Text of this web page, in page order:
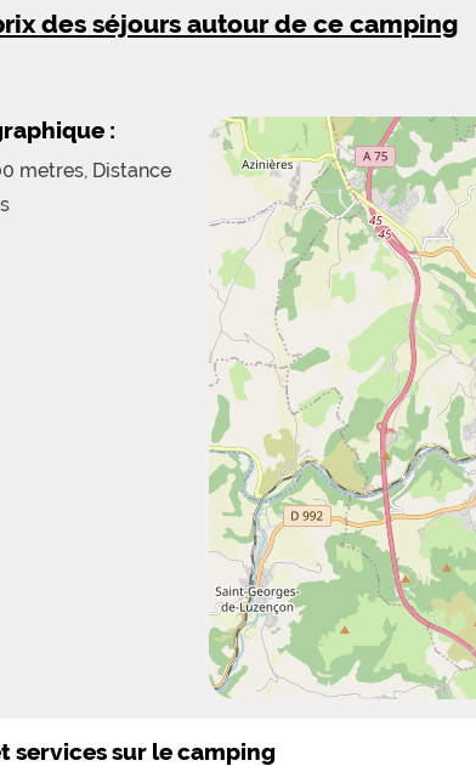
des séjours autour de ce camping
:
metres, Distance
services sur le camping